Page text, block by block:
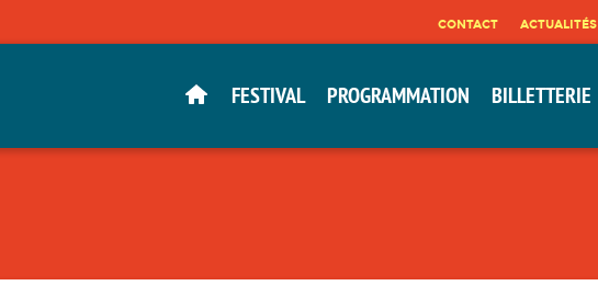
CONTACT ACTUALITÉS
FESTIVAL PROGRAMMATION BILLETTERIE